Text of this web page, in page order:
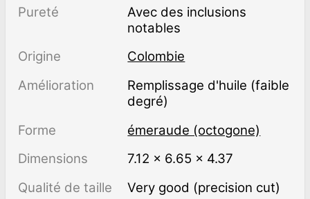
Pureté
avec des inclusions
notables
Origine
Colombie
Amélioration
remplissage d'huile (faible
degré)
Forme
émeraude (octogone)
Dimensions
7.12 × 6.65 × 4.37
Qualité de taille
Very good (precision cut)